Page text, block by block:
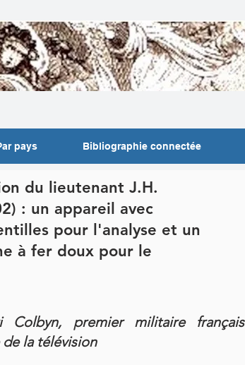
pays Bibliographie connectée
du lieutenant J.H.
: un appareil avec
pour l'analyse et un
à fer doux pour le
Colbyn, premier militaire français
la télévision